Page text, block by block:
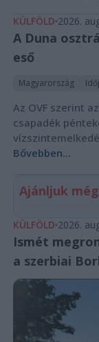
KÜLFÖLD 2026.
A Duna
eső
Magyarország
Az OVF szerint
csapadék
Bővebben...
Ajánljuk még
KÜLFÖLD 2026.
Ismét
a szerbiai